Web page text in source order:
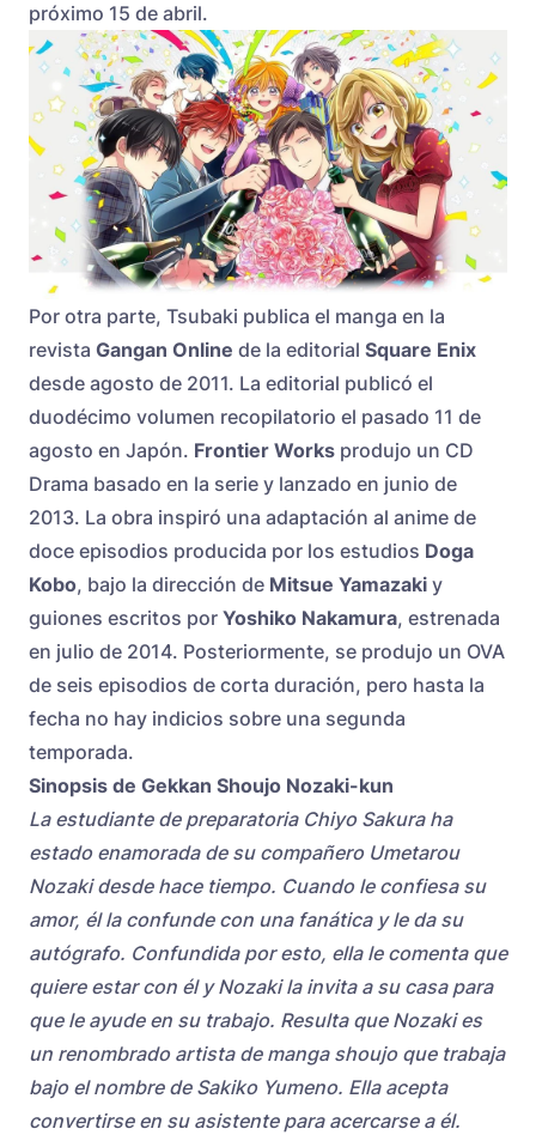
próximo 15 de abril.
Por otra parte, Tsubaki publica el manga en la
revista Gangan Online de la editorial Square Enix
desde agosto de 2011. La editorial publicó el
duodécimo volumen recopilatorio el pasado 11 de
agosto en Japón. Frontier Works produjo un CD
Drama basado en la serie y lanzado en junio de
2013. La obra inspiró una adaptación al anime de
doce episodios producida por los estudios Doga
Kobo, bajo la dirección de Mitsue Yamazaki y
guiones escritos por Yoshiko Nakamura, estrenada
en julio de 2014. Posteriormente, se produjo un OVA
de seis episodios de corta duración, pero hasta la
fecha no hay indicios sobre una segunda
temporada.
Sinopsis de Gekkan Shoujo Nozaki-kun
La estudiante de preparatoria Chiyo Sakura ha
estado enamorada de su compañero Umetarou
Nozaki desde hace tiempo. Cuando le confiesa su
amor, él la confunde con una fanática y le da su
autógrafo. Confundida por esto, ella le comenta que
quiere estar con él y Nozaki la invita a su casa para
que le ayude en su trabajo. Resulta que Nozaki es
un renombrado artista de manga shoujo que trabaja
bajo el nombre de Sakiko Yumeno. Ella acepta
convertirse en su asistente para acercarse a él.